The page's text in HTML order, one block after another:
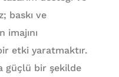
baskı ve
etki yaratmaktır.
güçlü bir şekilde